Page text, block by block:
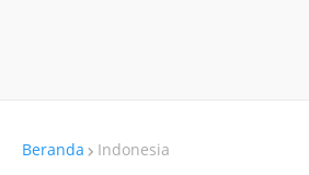
Beranda Indonesia